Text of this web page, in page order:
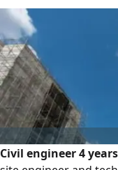
please contact us via
Civil engineer 4